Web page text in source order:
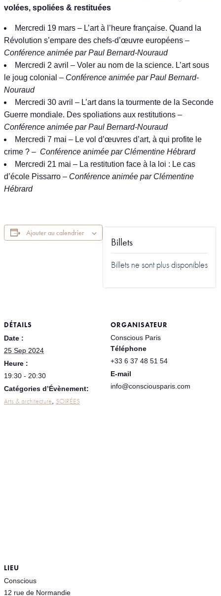
volées, spoliées & restituées
Mercredi 19 mars – L’art à l’heure française. Quand la
Révolution s’empare des chefs-d’œuvre européens –
Conférence animée parPaul Bernard-Nouraud
Mercredi 2 avril – Voler au nom de la science. L’art sous
le joug colonial – Conférence animée parPaul Bernard-
Nouraud
Mercredi 30 avril – L’art dans la tourmente de la Seconde
Guerre mondiale. Des spoliations aux restitutions –
Conférence animée par Paul Bernard-Nouraud
Mercredi 7 mai – Le vol d’œuvres d’art, à qui profite le
crime ? – Conférence animée par Clémentine Hébrard
Mercredi 21 mai – La restitution face à la loi : Le cas
d’école Pissarro – Conférence animée par Clémentine
Hébrard
Ajouter au calendrier
DÉTAILS
Date :
25 Sep 2024
Heure :
19:30 - 20:30
Catégories d’Évènement:
Arts & architecture, SOIRÉES
ORGANISATEUR
Conscious Paris
Téléphone
+33 6 37 48 51 54
E-mail
info@consciousparis.com
LIEU
Conscious
12 rue de Normandie
Billets
Billets ne sont plus disponibles